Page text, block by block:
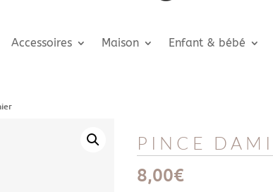
Accessoires Maison Enfant & bébé
PINCE
8,00€